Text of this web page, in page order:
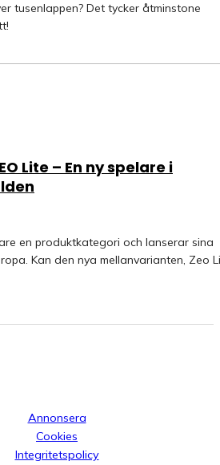
tusenlappen? Det tycker åtminstone
Lite – En ny spelare i
en produktkategori och lanserar sina
Kan den nya mellanvarianten, Zeo
Annonsera
Cookies
Integritetspolicy